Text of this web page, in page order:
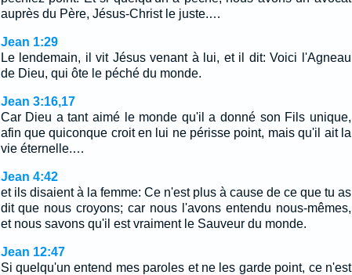
auprès du Père, Jésus-Christ le juste.…
Jean 1:29
Le lendemain, il vit Jésus venant à lui, et il dit: Voici l'Agneau
de Dieu, qui ôte le péché du monde.
Jean 3:16,17
Car Dieu a tant aimé le monde qu'il a donné son Fils unique,
afin que quiconque croit en lui ne périsse point, mais qu'il ait la
vie éternelle.…
Jean 4:42
et ils disaient à la femme: Ce n'est plus à cause de ce que tu as
dit que nous croyons; car nous l'avons entendu nous-mêmes,
et nous savons qu'il est vraiment le Sauveur du monde.
Jean 12:47
Si quelqu'un entend mes paroles et ne les garde point, ce n'est